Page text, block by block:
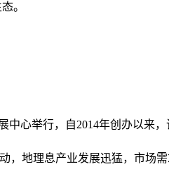
。
心举行，自2014年创办以来
地理息产业发展迅猛，市场